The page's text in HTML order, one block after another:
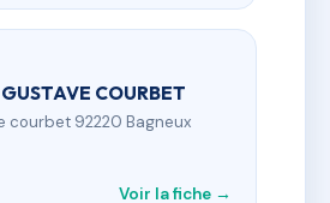
COURBET
courbet 92220 Bagneux
Voir la fiche →